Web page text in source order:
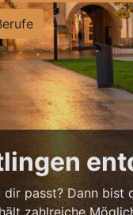
passt? Dann